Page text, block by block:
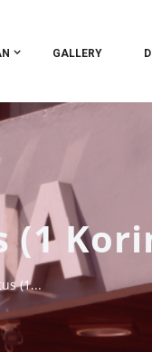
GALLERY
(1...